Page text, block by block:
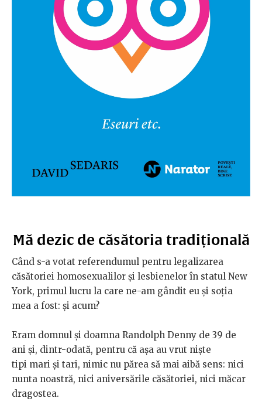
Mă dezic de căsătoria tradițională
Când s-a votat referendumul pentru legalizarea
căsătoriei homosexualilor și lesbienelor în statul New
York, primul lucru la care ne-am gândit eu și soția
mea a fost: și acum?
Eram domnul și doamna Randolph Denny de 39 de
ani și, dintr-odată, pentru că așa au vrut niște
tipi mari și tari, nimic nu părea să mai aibă sens: nici
nunta noastră, nici aniversările căsătoriei, nici măcar
dragostea.